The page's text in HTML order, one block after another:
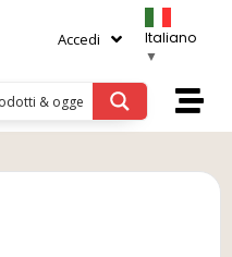
Accedi
Italiano
▼